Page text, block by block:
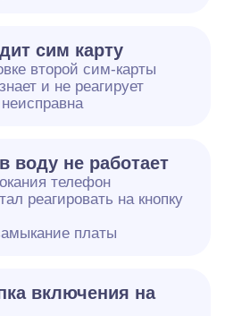
сим карту
второй сим-карты
и не реагирует
воду не работает
телефон
реагировать на кнопку
платы
включения на